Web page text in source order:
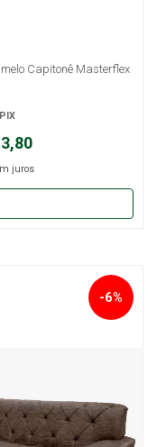
Capitonê Masterflex
juros
-6%